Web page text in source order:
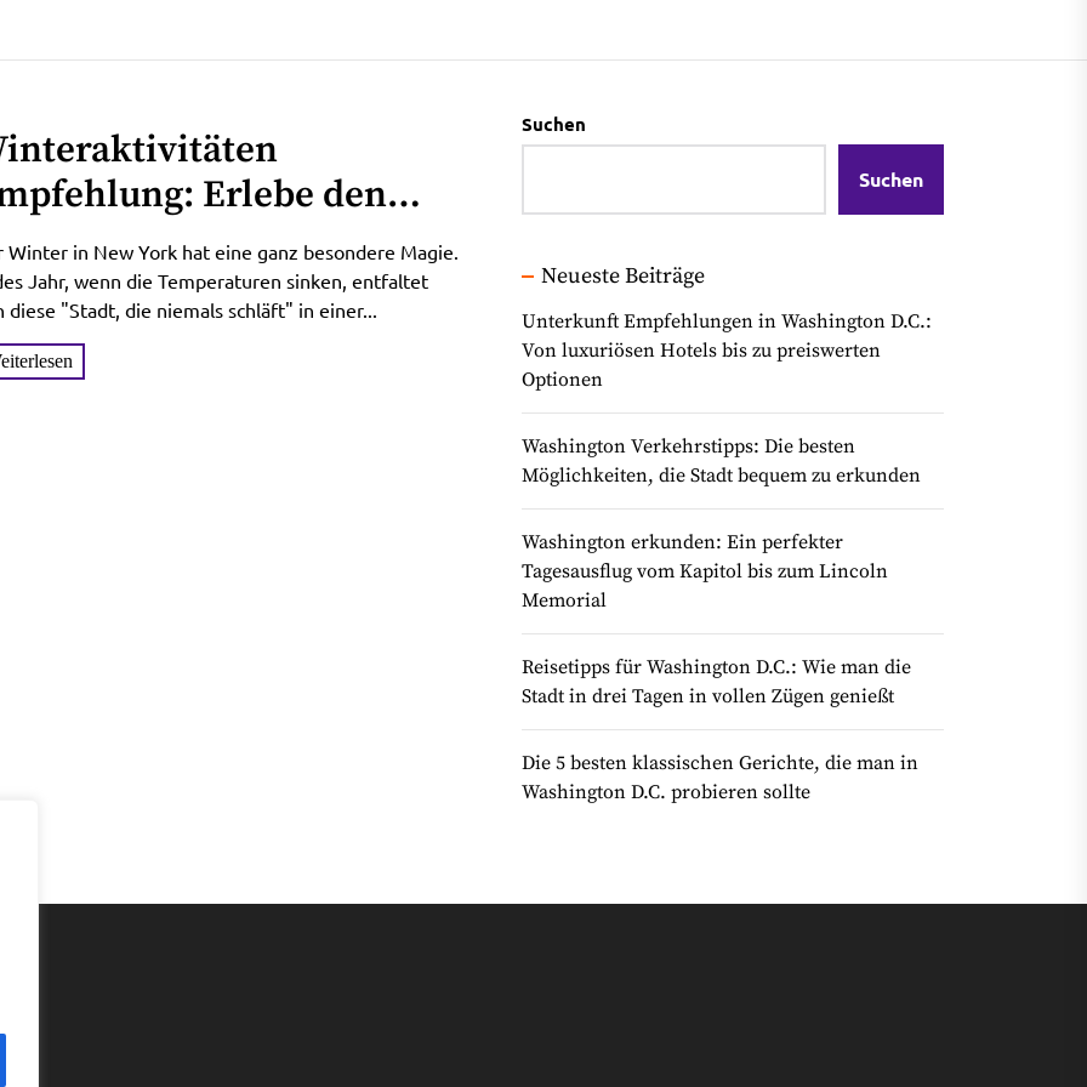
Erlebe den
Charme von
York in der kalten
Winter in New York hat eine ganz besondere Magie.
Jahr, wenn die Temperaturen sinken, entfaltet
diese "Stadt, die niemals schläft" in einer...
Suchen
Suchen
Neueste Beiträge
Unterkunft Empfehlungen in Washington D.C.:
Von luxuriösen Hotels bis zu preiswerten
Optionen
Washington Verkehrstipps: Die besten
Möglichkeiten, die Stadt bequem zu erkunden
Washington erkunden: Ein perfekter
Tagesausflug vom Kapitol bis zum Lincoln
Memorial
Reisetipps für Washington D.C.: Wie man die
Stadt in drei Tagen in vollen Zügen genießt
Die 5 besten klassischen Gerichte, die man in
Washington D.C. probieren sollte